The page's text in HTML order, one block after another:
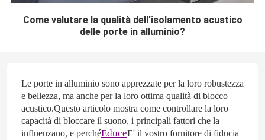
Come valutare la qualità dell'isolamento acustico
delle porte in alluminio?
Le porte in alluminio sono apprezzate per la loro robustezza
e bellezza, ma anche per la loro ottima qualità di blocco
acustico.Questo articolo mostra come controllare la loro
capacità di bloccare il suono, i principali fattori che la
influenzano, e perchéEduceE' il vostro fornitore di fiducia